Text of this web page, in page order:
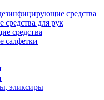
средства
средства для рук
средства
салфетки
эликсиры